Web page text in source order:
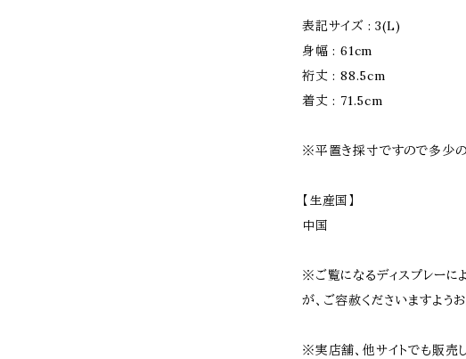
表記サイズ : 3(L)
身幅 : 61cm
裄丈 : 88.5cm
着丈 : 71.5cm
※平置き採寸ですので多少の
【生産国】
中国
※ご覧になるディスプレーに
が、ご容赦くださいますよう
※実店舗、他サイトでも販売